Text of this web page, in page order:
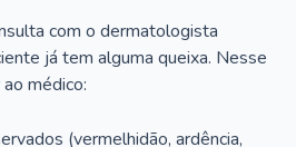
com o dermatologista
já tem alguma queixa. Nesse
médico:
(vermelhidão, ardência,